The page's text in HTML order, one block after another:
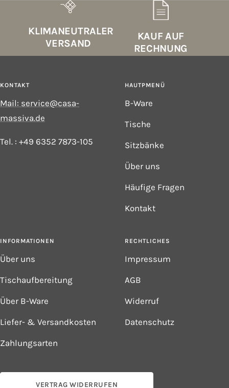
KLIMANEUTRALER
VERSAND
KAUF AUF
RECHNUNG
KONTAKT
Mail: service@casa-
massiva.de
Tel. : +49 6352 7873-105
HAUTPMENÜ
B-Ware
Tische
Sitzbänke
Über uns
Häufige Fragen
Kontakt
INFORMATIONEN
Über uns
Tischaufbereitung
Über B-Ware
Liefer- & Versandkosten
Zahlungsarten
RECHTLICHES
Impressum
AGB
Widerruf
Datenschutz
VERTRAG WIDERRUFEN